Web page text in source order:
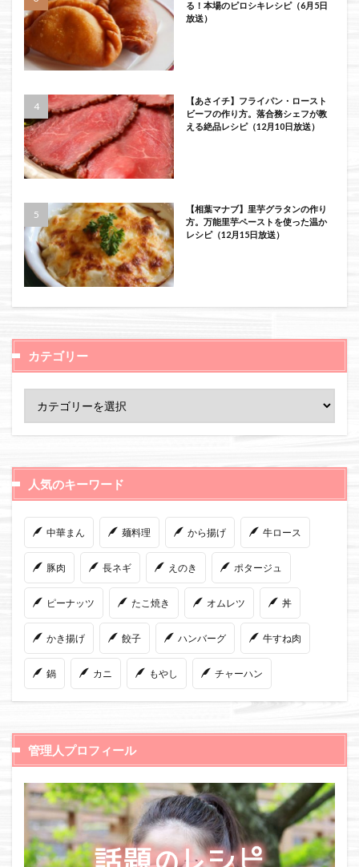
る！本場のピロシキレシピ（6月5日
放送）
【あさイチ】フライパン・ロースト
ビーフの作り方。落合務シェフが教
える絶品レシピ（12月10日放送）
【相葉マナブ】里芋グラタンの作り
方。万能里芋ペーストを使った温か
レシピ（12月15日放送）
カテゴリー
人気のキーワード
中華まん 麺料理 から揚げ 牛ロース
豚肉 長ネギ えのき ポタージュ
ピーナッツ たこ焼き オムレツ 丼
かき揚げ 餃子 ハンバーグ 牛すね肉
鍋 カニ もやし チャーハン
管理人プロフィール